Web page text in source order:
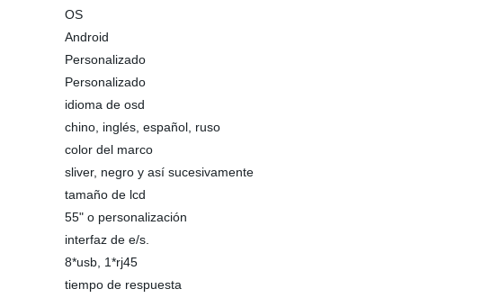
OS
Android
Personalizado
Personalizado
idioma de osd
chino, inglés, español, ruso
color del marco
sliver, negro y así sucesivamente
tamaño de lcd
55" o personalización
interfaz de e/s.
8*usb, 1*rj45
tiempo de respuesta